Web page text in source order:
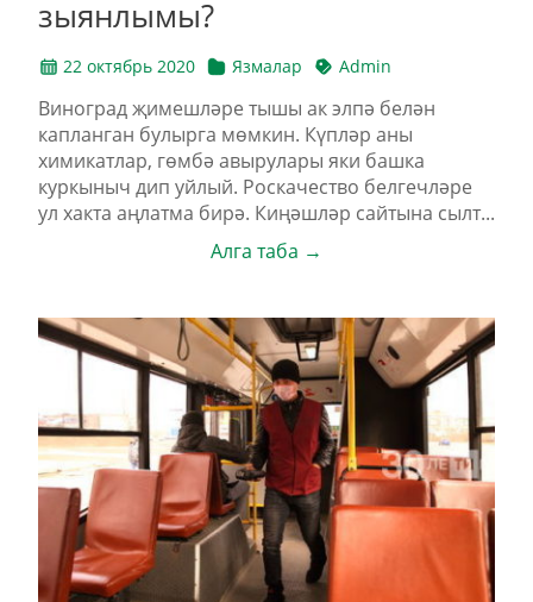
зыянлымы?
22 октябрь 2020 Язмалар Admin
Виноград җимешләре тышы ак элпә белән
капланган булырга мөмкин. Күпләр аны
химикатлар, гөмбә авырулары яки башка
куркыныч дип уйлый. Роскачество белгечләре
ул хакта аңлатма бирә. Киңәшләр сайтына сылт...
Алга таба →